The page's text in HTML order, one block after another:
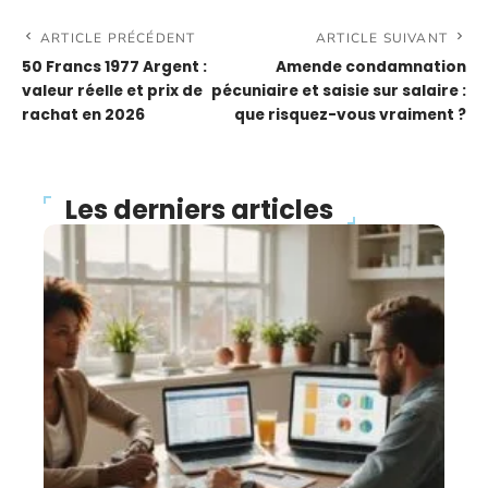
ARTICLE PRÉCÉDENT
50 Francs 1977 Argent :
valeur réelle et prix de
rachat en 2026
ARTICLE SUIVANT
Amende condamnation
pécuniaire et saisie sur salaire :
que risquez-vous vraiment ?
Les derniers articles